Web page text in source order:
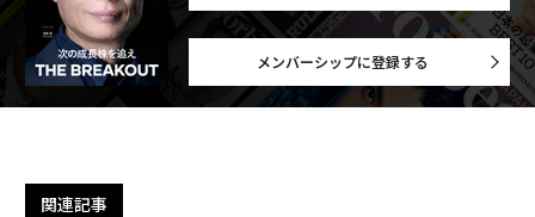
メンバーシップに登録する
関連記事